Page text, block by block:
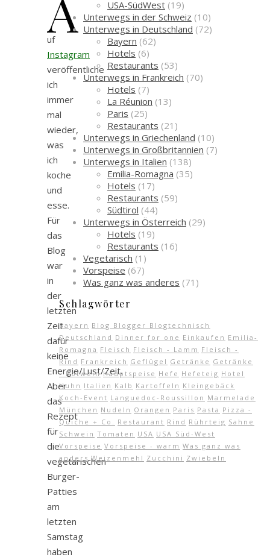
uf
Instagram
veröffentliche
ich
immer
mal
wieder,
was
ich
koche
und
esse.
Für
das
Blog
war
in
der
letzten
Zeit
dafür
keine
Energie/Lust/Zeit.
Aber
das
Rezept
für
die
vegetarischen
Burger-
Patties
am
letzten
Samstag
haben
USA-SüdWest (19)
Unterwegs in der Schweiz (10)
Unterwegs in Deutschland (72)
Bayern (62)
Hotels (6)
Restaurants (53)
Unterwegs in Frankreich (70)
Hotels (7)
La Réunion (13)
Paris (25)
Restaurants (21)
Unterwegs in Griechenland (10)
Unterwegs in Großbritannien (7)
Unterwegs in Italien (138)
Emilia-Romagna (35)
Hotels (17)
Restaurants (59)
Südtirol (44)
Unterwegs in Österreich (29)
Hotels (19)
Restaurants (16)
Vegetarisch (1)
Vorspeise (67)
Was ganz was anderes (71)
Schlagwörter
Bayern Blog Blogger Blogtechnisch
Deutschland Dinner for one Einkaufen Emilia-
Romagna Fleisch Fleisch - Lamm Fleisch -
Rind Frankreich Geflügel Getränke Getränke
- Rotwein Hauptspeise Hefe Hefeteig Hotel
Huhn Italien Kalb Kartoffeln Kleingebäck
Koch-Event Languedoc-Roussillon Marmelade
München Nudeln Orangen Paris Pasta Pizza -
Quiche + Co.
Restaurant Rind Rührteig Sahne
Schwein Tomaten USA USA Süd-West
Vorspeise Vorspeise - warm Was ganz was
anders Weizenmehl Zucchini Zwiebeln